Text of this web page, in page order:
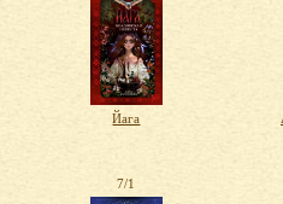
Йага
7/1